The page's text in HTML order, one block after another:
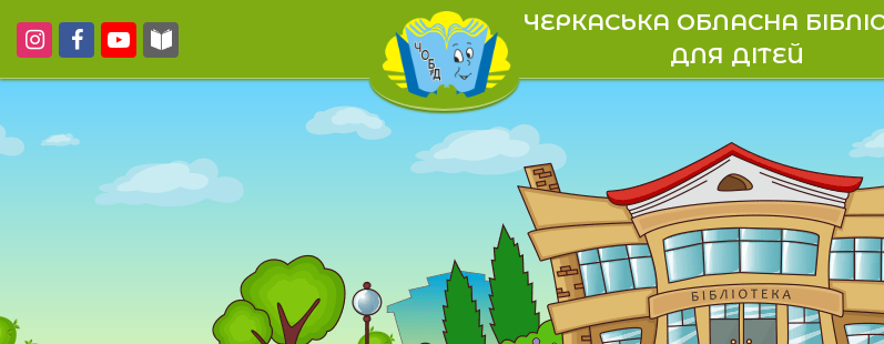
ЧЕРКАСЬКА ОБЛАСНА
ДЛЯ ДІТЕЙ